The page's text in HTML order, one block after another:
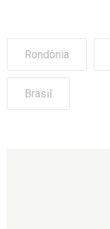
Rondônia
Brasil